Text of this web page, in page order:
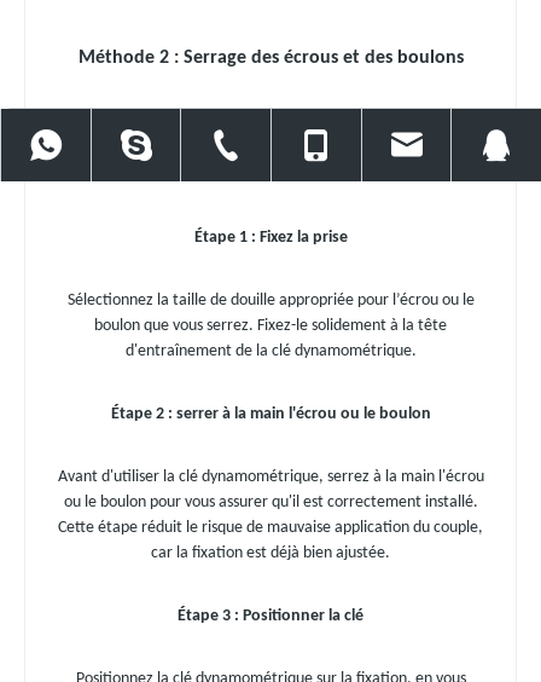
Méthode 2 : Serrage des écrous et des boulons
pouvez commencer à serrer les écrous et les boulons au couple
Étape 1 : Fixez la prise
Sélectionnez la taille de douille appropriée pour l’écrou ou le
boulon que vous serrez. Fixez-le solidement à la tête
d'entraînement de la clé dynamométrique.
Étape 2 : serrer à la main l'écrou ou le boulon
Avant d'utiliser la clé dynamométrique, serrez à la main l'écrou
ou le boulon pour vous assurer qu'il est correctement installé.
Cette étape réduit le risque de mauvaise application du couple,
car la fixation est déjà bien ajustée.
Étape 3 : Positionner la clé
+86 1591853455086 13971022778 86 13971022778